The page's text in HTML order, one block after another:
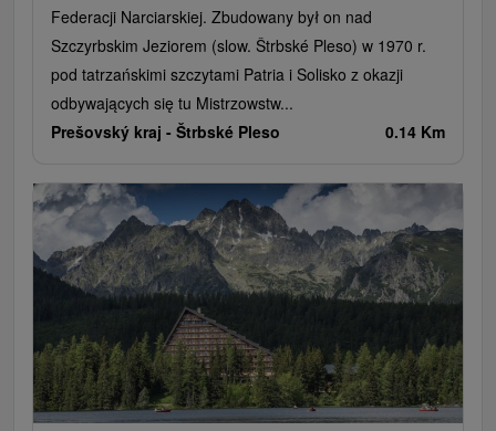
Federacji Narciarskiej. Zbudowany był on nad
Szczyrbskim Jeziorem (slow. Štrbské Pleso) w 1970 r.
pod tatrzańskimi szczytami Patria i Solisko z okazji
odbywających się tu Mistrzowstw...
Prešovský kraj - Štrbské Pleso 0.14 Km